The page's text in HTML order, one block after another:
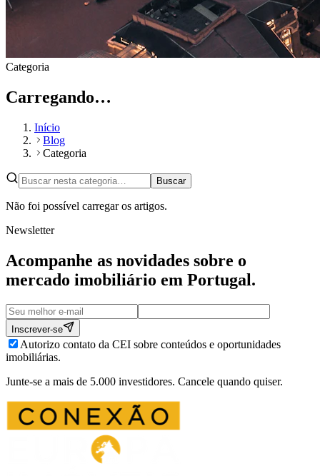
Categoria
Carregando…
Início
Blog
Categoria
Buscar
Não foi possível carregar os artigos.
Newsletter
Acompanhe as novidades sobre o
mercado imobiliário em Portugal.
Inscrever-se
Autorizo contato da CEI sobre conteúdos e oportunidades
imobiliárias.
Junte-se a mais de 5.000 investidores. Cancele quando quiser.